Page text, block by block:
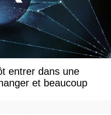
entrer dans une
et beaucoup